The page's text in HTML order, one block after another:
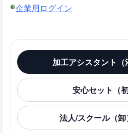
企業用ログイン
加工アシスタント（
安心セット（
法人/スクール（